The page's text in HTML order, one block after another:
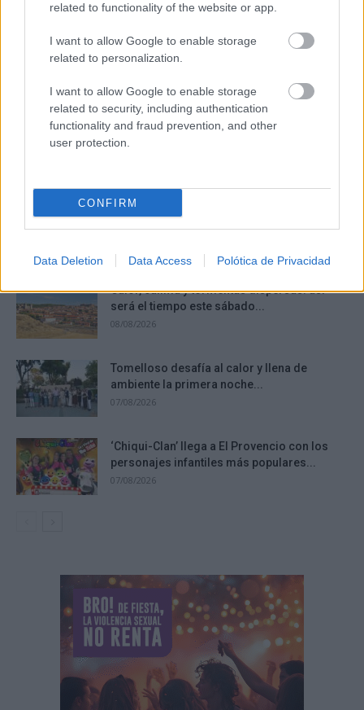
related to functionality of the website or app.
I want to allow Google to enable storage
related to personalization.
I want to allow Google to enable storage
related to security, including authentication
functionality and fraud prevention, and other
user protection.
CONFIRM
Data Deletion Data Access Polótica de Privacidad
Corepunk MMORPG
de antes, pero mejor!
Últimas noticias
España afronta un sábado de calor intenso y
tormentas fuertes: AEMET...
con aviso amarillo por...
Calor, calima y tormentas dispersas: así
será el tiempo este sábado...
08/08/2026
Tomelloso desafía al calor y llena de
ambiente la primera noche...
07/08/2026
‘Chiqui-Clan’ llega a El Provencio con los
personajes infantiles más populares...
07/08/2026